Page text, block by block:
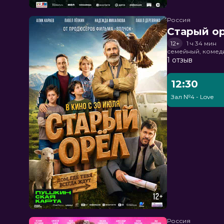
Россия
Старый
12+
1 ч 34 мин
семейный,
1 отзыв
12:30
Зал №4 - Love
Россия